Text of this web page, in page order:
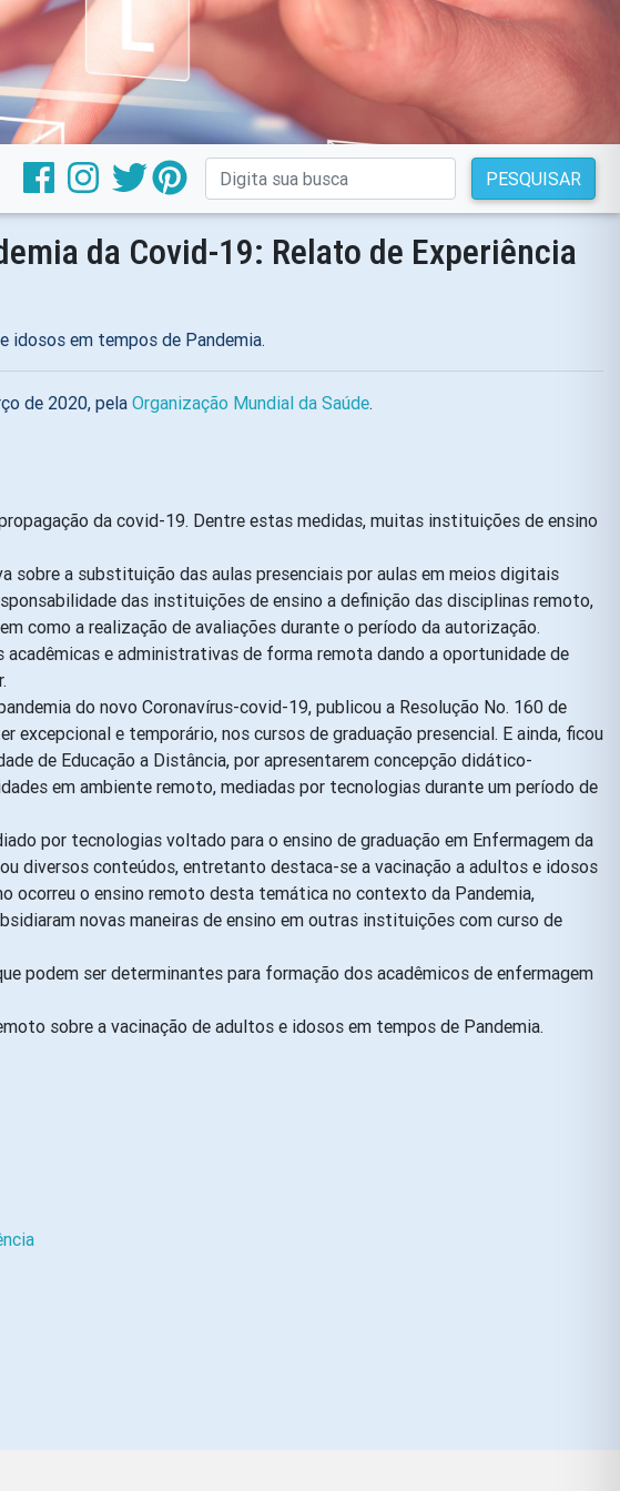
PESQUISAR
da Covid-19: Relato de Experiência
idosos em tempos de Pandemia.
de 2020, pela Organização Mundial da Saúde.
da covid-19. Dentre estas medidas, muitas instituições de ensino
sobre a substituição das aulas presenciais por aulas em meios digitais
das instituições de ensino a definição das disciplinas remoto,
como a realização de avaliações durante o período da autorização.
e administrativas de forma remota dando a oportunidade de
do novo Coronavírus-covid-19, publicou a Resolução No. 160 de
excepcional e temporário, nos cursos de graduação presencial. E ainda, ficou
de Educação a Distância, por apresentarem concepção didático-
em ambiente remoto, mediadas por tecnologias durante um período de
por tecnologias voltado para o ensino de graduação em Enfermagem da
diversos conteúdos, entretanto destaca-se a vacinação a adultos e idosos
ocorreu o ensino remoto desta temática no contexto da Pandemia,
novas maneiras de ensino em outras instituições com curso de
podem ser determinantes para formação dos acadêmicos de enfermagem
sobre a vacinação de adultos e idosos em tempos de Pandemia.